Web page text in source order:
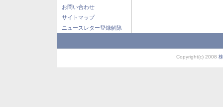
お問い合わせ
サイトマップ
ニュースレター登録解除
Copyright(c) 2008